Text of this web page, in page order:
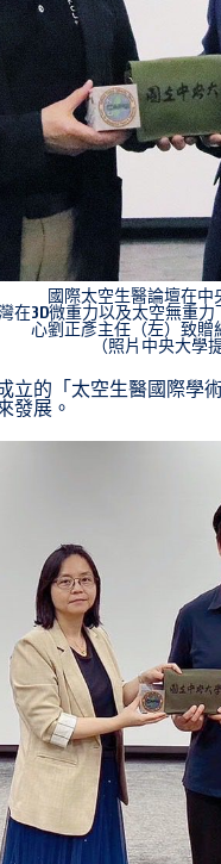
國際太空生醫論壇在中
在3D微重力以及太空無重
心劉正彥主任（左）致贈
（照片中央大學
立的「太空生醫國際學
發展。